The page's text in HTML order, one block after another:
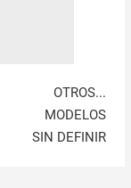
OTROS...
MODELOS
SIN DEFINIR